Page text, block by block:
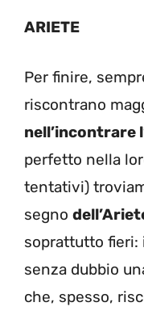
ARIETE
Per finire,
riscontrano
nell’incontrare
perfetto nella
tentativi)
segno
soprattutto fieri:
senza dubbio
che, spesso,